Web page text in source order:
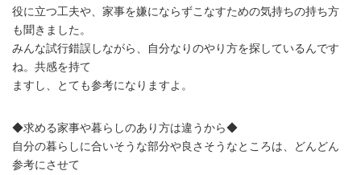
役に立つ工夫や、家事を嫌にならずこなすための気持ちの持ち方
も聞きました。
みんな試行錯誤しながら、自分なりのやり方を探しているんです
ね。共感を持て
ますし、とても参考になりますよ。
◆求める家事や暮らしのあり方は違うから◆
自分の暮らしに合いそうな部分や良さそうなところは、どんどん
参考にさせて